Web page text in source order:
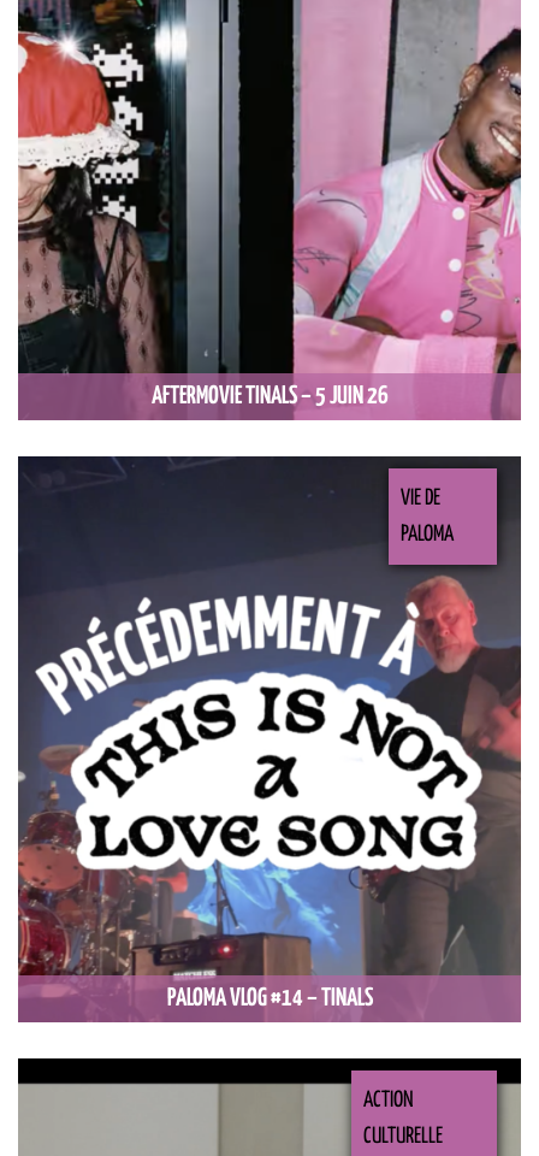
AFTERMOVIE TINALS – 5 JUIN 26
PALOMA VLOG #14 – TINALS
VIE DE
PALOMA
ACTION
CULTURELLE